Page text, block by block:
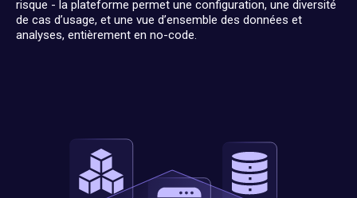
risque - la plateforme permet une configuration, une diversité
de cas d’usage, et une vue d’ensemble des données et
analyses, entièrement en no-code.